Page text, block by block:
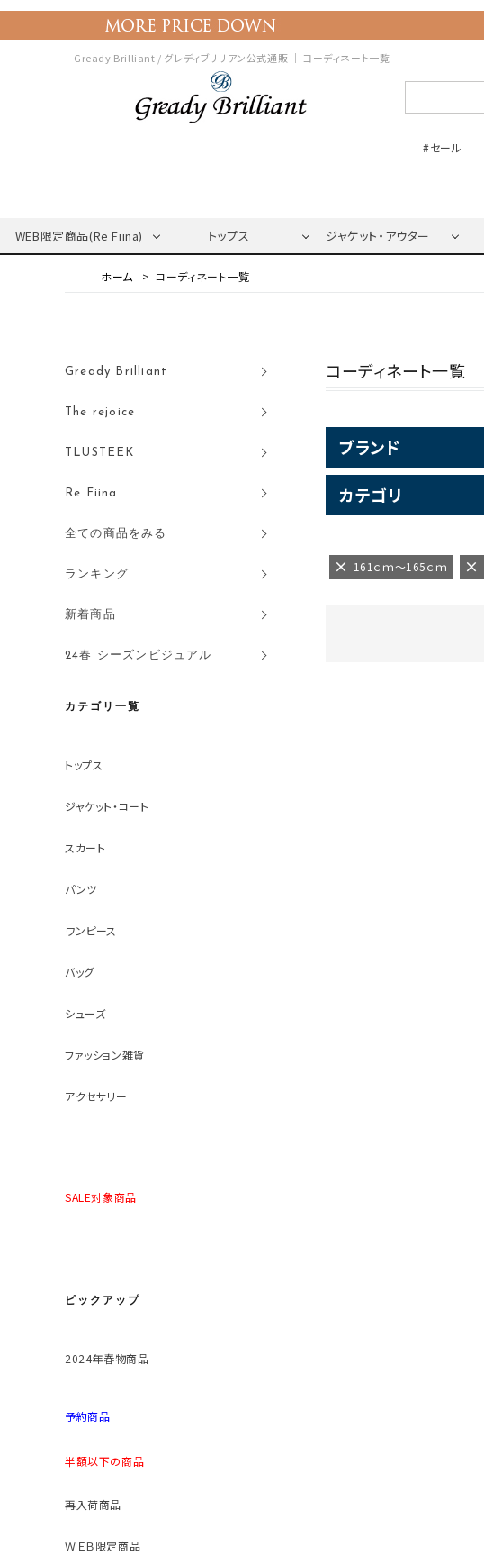
Gready Brilliant / グレディブリリアン公式通販 ｜ コーディネート一覧
#セール
WEB限定商品(Re Fiina) トップス ジャケット・アウター
コーディネート一覧
Gready Brilliant
The rejoice
TLUSTEEK
Re Fiina
全ての商品をみる
ランキング
新着商品
24春 シーズンビジュアル
カテゴリ一覧
トップス
ジャケット・コート
スカート
パンツ
ワンピース
バッグ
シューズ
ファッション雑貨
アクセサリー
SALE対象商品
ピックアップ
2024年春物商品
予約商品
半額以下の商品
再入荷商品
ＷＥＢ限定商品
コーディネート一覧
ブランド
カテゴリ
161ｃｍ～165ｃｍ